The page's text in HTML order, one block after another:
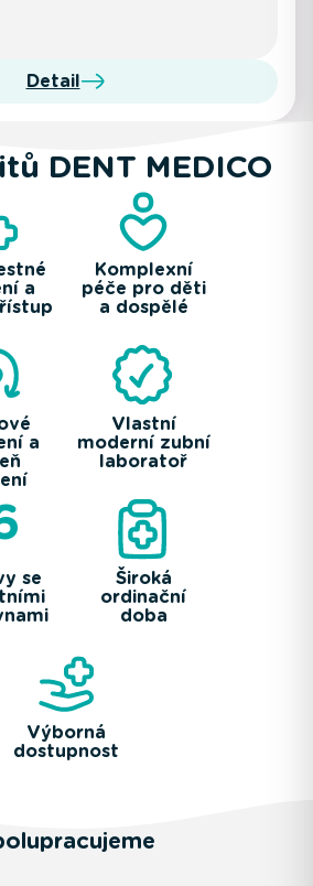
Detail
DENT MEDICO
a
Komplexní
péče pro děti
a dospělé
a
Vlastní
moderní zubní
laboratoř
se
Široká
ordinační
doba
Výborná
dostupnost